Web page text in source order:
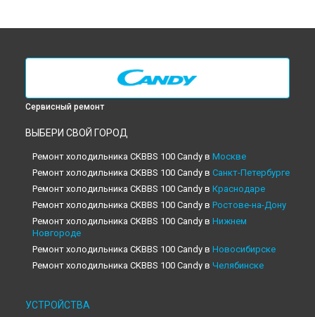
Сервисный ремонт
ВЫБЕРИ СВОЙ ГОРОД
Ремонт холодильника CKBBS 100 Candy в Москве
Ремонт холодильника CKBBS 100 Candy в Санкт-Петербурге
Ремонт холодильника CKBBS 100 Candy в Краснодаре
Ремонт холодильника CKBBS 100 Candy в Ростове-на-Дону
Ремонт холодильника CKBBS 100 Candy в Нижнем
Новгороде
Ремонт холодильника CKBBS 100 Candy в Новосибирске
Ремонт холодильника CKBBS 100 Candy в Челябинске
Ремонт холодильника CKBBS 100 Candy в
УСТРОЙСТВА